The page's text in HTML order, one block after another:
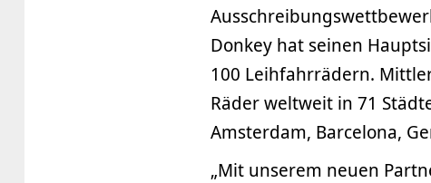
Donkey hat seinen
100 Leihfahrrädern.
Räder weltweit in 71
Amsterdam, Barcelona,
„Mit unserem neuen